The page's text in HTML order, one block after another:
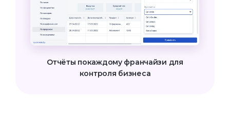
Отчёты покаждому франчайзи для
контроля бизнеса
Гибкая политика цен для каждого
Доступ к аналитике через мобильное
приложение